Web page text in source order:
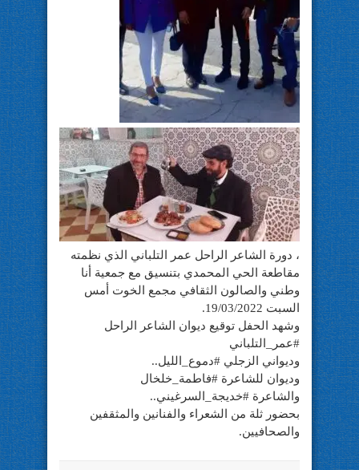
، دورة الشاعر الراحل عمر التلباني الذي نظمته
مقاطعة الحي المحمدي بتنسيق مع جمعية أنا
وطني والصالون الثقافي مجمع الخوت أمس
السبت 19/03/2022.
وشهد الحفل توقيع ديوان الشاعر الراحل
#عمر_التلباني
وديواني الزجلي #دموع_الليل..
وديوان للشاعرة #فاطمة_خلخال
والشاعرة #خديجة_السرغيني..
بحضور ثلة من الشعراء والفنانين والمثقفين
والصحافيين.